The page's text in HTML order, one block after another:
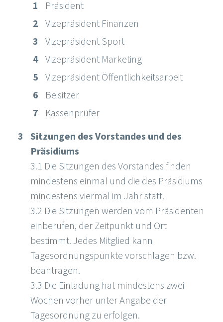
Präsident
Vizepräsident Finanzen
Vizepräsident Sport
Vizepräsident Marketing
Vizepräsident Öffentlichkeitsarbeit
Beisitzer
Kassenprüfer
Sitzungen des Vorstandes und des
Präsidiums
3.1 Die Sitzungen des Vorstandes finden
mindestens einmal und die des Präsidiums
mindestens viermal im Jahr statt.
3.2 Die Sitzungen werden vom Präsidenten
einberufen, der Zeitpunkt und Ort
bestimmt. Jedes Mitglied kann
Tagesordnungspunkte vorschlagen bzw.
beantragen.
3.3 Die Einladung hat mindestens zwei
Wochen vorher unter Angabe der
Tagesordnung zu erfolgen.